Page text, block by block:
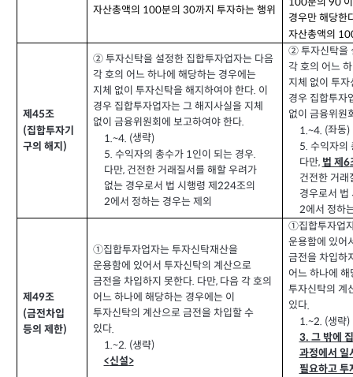
자산총액의 100분의 30까지 투자하는 행위
100 90
경우만 해당한
자산총액의
제45조
(집합투자기
구의 해지 )
② 투자신탁을 설정한 집합투자업자는 다음
각 호의 어느 하나에 해당하는 경우에는
지체 없이 투자신탁을 해지하여야 한다. 이
경우 집합투자업자는 그 해지사실을 지체
없이 금융위원회에 보고하여야 한다.
1.~4. (생략)
5. 수익자의 총수가1인이 되는 경우.
다만, 건전한 거래질서를 해할 우려가
없는 경우로서 법 시행령 제 224조의
2에서 정하는 경우는 제외
② 투자신탁을
각 호의 어느
지체 없이 투
경우 집합투자
없이 금융위원
1.~4. (좌동)
5. 수익자의
다만, 법 제 6
건전한 거래
경우로서 법
2에서 정하
제49조
(금전차입
등의 제한)
①집합투자업자는 투자신탁재산을
운용함에 있어서 투자신탁의 계산으로
금전을 차입하지 못한다. 다만, 다음 각 호의
어느 하나에 해당하는 경우에는 이
투자신탁의 계산으로 금전을 차입할 수
있다.
1.~2. (생략)
<신설>
①집합투자업
운용함에 있어
금전을 차입하
어느 하나에
투자신탁의 계
있다.
1.~2. (생략)
3. 그 밖에
과정에서 일
필요하고 투